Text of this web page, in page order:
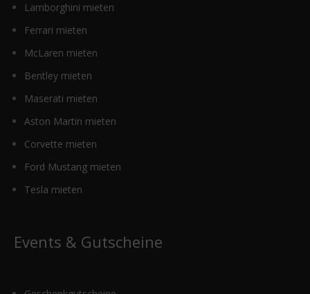
Lamborghini mieten
Ferrari mieten
McLaren mieten
Bentley mieten
Maserati mieten
Aston Martin mieten
Corvette mieten
Ford Mustang mieten
Tesla mieten
Events & Gutscheine